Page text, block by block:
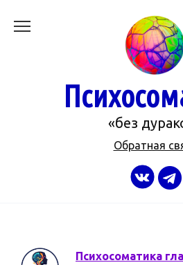
«без
Обратная
Психосоматика